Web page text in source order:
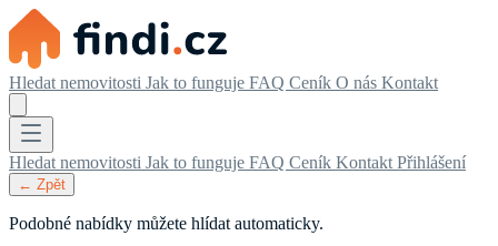
Hledat nemovitosti Jak to funguje FAQ Ceník O nás Kontakt
Hledat nemovitosti Jak to funguje FAQ Ceník Kontakt Přihlášení
← Zpět
Podobné nabídky můžete hlídat automaticky.